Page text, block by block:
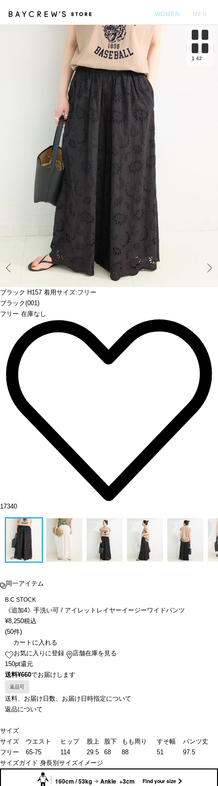
WOMEN MEN
ブラック H157 着用サイズ:フリー
ブラック(001)
フリー 在庫なし
Prev
1 42
17340
同一アイテム
B.C STOCK
《追加4》手洗い可 / アイレットレイヤーイージーワイドパンツ
¥8,250税込
(50件)
カートに入れる
お気に入りに登録
店舗在庫を見る
150pt還元
送料¥660でお届けします
返品可
送料、お届け日数、お届け日時指定について
返品について
サイズ
サイズ
ウエスト ヒップ 股上 股下 もも周り すそ幅
パンツ丈
フリー
65-75 114 29.5 68 88 51
97.5
サイズガイド 身長別サイズイメージ
160cm / 53kg Ankle +3cm Find your size